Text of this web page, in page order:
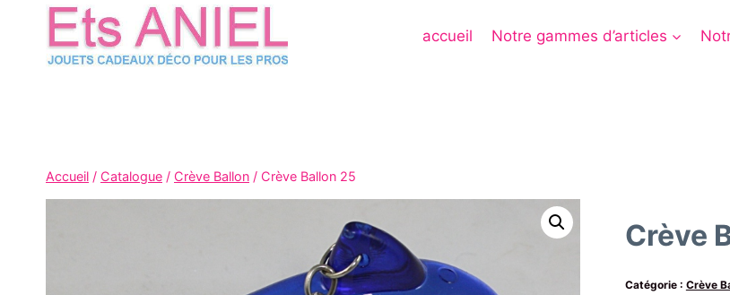
content
accueil Notre gammes d’articles
Accueil / Catalogue / Crève Ballon / Crève Ballon 25
Crève
Catégorie : Crève